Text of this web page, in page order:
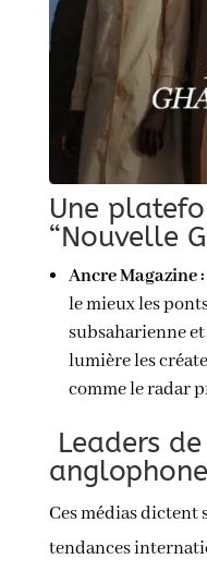
Une
“Nouvelle
Ancre Magazine :
le mieux les
subsaharienne
lumière les
comme le radar
Leaders
anglophone
Ces médias dictent
tendances